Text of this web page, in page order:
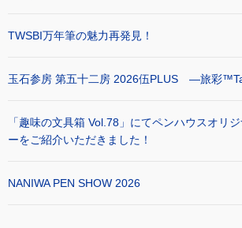
TWSBI万年筆の魅力再発見！
玉石参房 第五十二房 2026伍PLUS ―旅彩
「趣味の文具箱 Vol.78」にてペンハウスオリ
ーをご紹介いただきました！
NANIWA PEN SHOW 2026